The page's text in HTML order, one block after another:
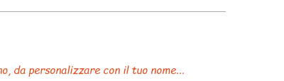
da personalizzare con il tuo nome...